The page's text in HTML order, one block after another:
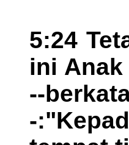
5:24
ini
--
-